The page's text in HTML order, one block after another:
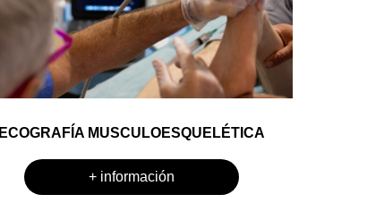
ECOGRAFÍA MUSCULOESQUELÉTICA
+ información